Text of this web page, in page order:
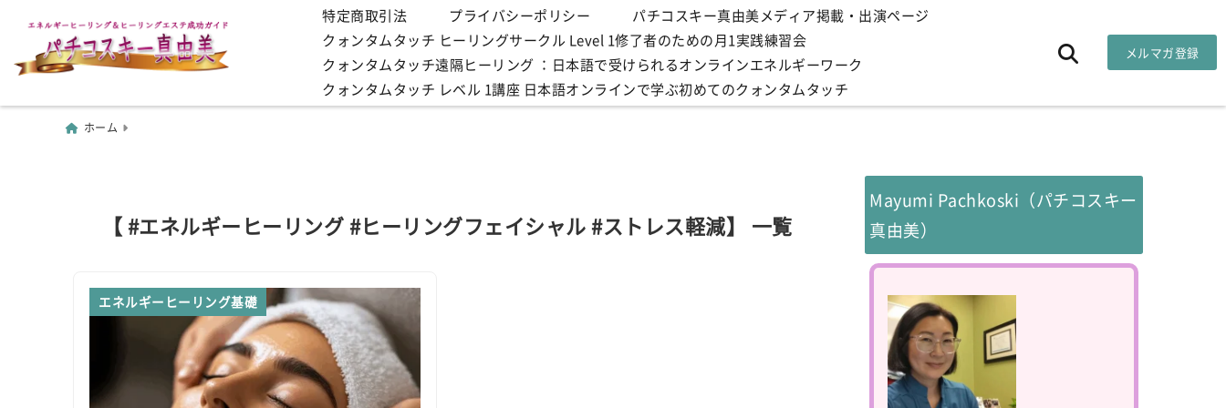
特定商取引法 プライバシーポリシー
パチコスキー真由美メディア掲載・出演ページ
クォンタムタッチ ヒーリングサークル Level 1修了者のための月1実践練習会
クォンタムタッチ遠隔ヒーリング ：日本語で受けられるオンラインエネルギーワーク
クォンタムタッチ レベル 1講座 日本語オンラインで学ぶ初めてのクォンタムタッチ
メルマガ登録
ホーム
【 #エネルギーヒーリング #ヒーリングフェイシャル #ストレス軽減】 一覧
エネルギーヒーリング基礎
Mayumi Pachkoski（パチコスキー
真由美）